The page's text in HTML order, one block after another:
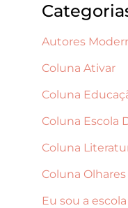
Autores
Coluna Ativar
Coluna
Coluna Escola
Coluna
Coluna Olhares
Eu sou a